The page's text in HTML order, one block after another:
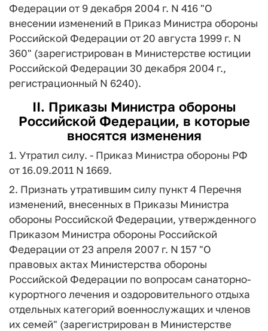
Федерации от 9 декабря 2004 г. N 416 "О
внесении изменений в Приказ Министра обороны
Российской Федерации от 20 августа 1999 г. N
360" (зарегистрирован в Министерстве юстиции
Российской Федерации 30 декабря 2004 г.,
регистрационный N 6240).
II. Приказы Министра обороны
Российской Федерации, в которые
вносятся изменения
1. Утратил силу. - Приказ Министра обороны РФ
от 16.09.2011 N 1669.
2. Признать утратившим силу пункт 4 Перечня
изменений, внесенных в Приказы Министра
обороны Российской Федерации, утвержденного
Приказом Министра обороны Российской
Федерации от 23 апреля 2007 г. N 157 "О
правовых актах Министерства обороны
Российской Федерации по вопросам санаторно-
курортного лечения и оздоровительного отдыха
отдельных категорий военнослужащих и членов
их семей" (зарегистрирован в Министерстве